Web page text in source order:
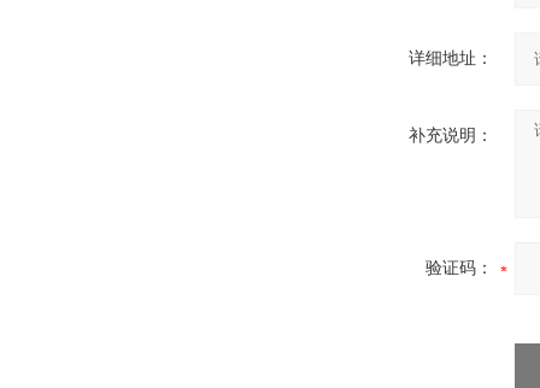
详细地址：
补充说明：
验证码：